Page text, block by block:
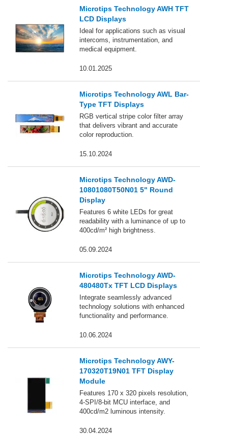
Microtips Technology AWH TFT
LCD Displays
Ideal for applications such as visual
intercoms, instrumentation, and
medical equipment.
10.01.2025
Microtips Technology AWL Bar-
Type TFT Displays
RGB vertical stripe color filter array
that delivers vibrant and accurate
color reproduction.
15.10.2024
Microtips Technology AWD-
10801080T50N01 5" Round
Display
Features 6 white LEDs for great
readability with a luminance of up to
400cd/m² high brightness.
05.09.2024
Microtips Technology AWD-
480480Tx TFT LCD Displays
Integrate seamlessly advanced
technology solutions with enhanced
functionality and performance.
10.06.2024
Microtips Technology AWY-
170320T19N01 TFT Display
Module
Features 170 x 320 pixels resolution,
4-SPI/8-bit MCU interface, and
400cd/m2 luminous intensity.
30.04.2024